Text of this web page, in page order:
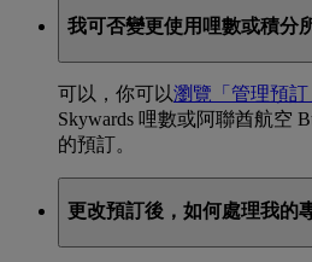
我可否變更使用哩數或積分
可以，你可以瀏覽「管理預訂
Skywards 哩數或阿聯酋航空
的預訂。
更改預訂後，如何處理我的